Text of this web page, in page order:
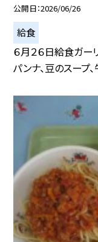
公開日 2026/06/26
給食
６月２６日給食ガー
パンナ、豆のスープ